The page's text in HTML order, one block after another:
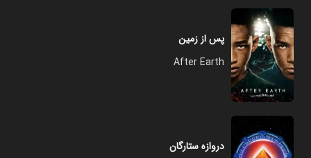
پس از زمین
After Earth
دروازه ستارگان